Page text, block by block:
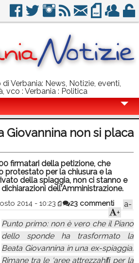
Verbania: News, Notizie, eventi,
vco : Verbania : Politica
Giovannina non si placa
firmatari della petizione, che
protestato per la chiusura e la
della spiaggia, non ci stanno e
dell'Amministrazione.
2014 - 10:23 23 commenti
a-
+
Punto primo: non è vero che il Piano
dello sponde ha trasformato la
Beata Giovannina in una ex-spiaggia.
Rimane tra le ‘aree attrezzahiﬁ per la